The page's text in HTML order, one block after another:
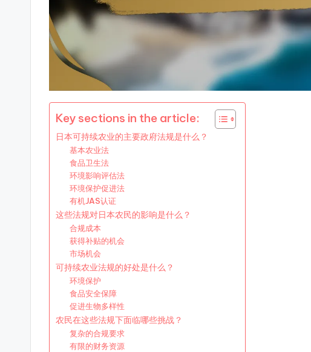
Key sections in the article:
日本可持续农业的主要政府法规是什么？
基本农业法
食品卫生法
环境影响评估法
环境保护促进法
有机JAS认证
这些法规对日本农民的影响是什么？
合规成本
获得补贴的机会
市场机会
可持续农业法规的好处是什么？
环境保护
食品安全保障
促进生物多样性
农民在这些法规下面临哪些挑战？
复杂的合规要求
有限的财务资源